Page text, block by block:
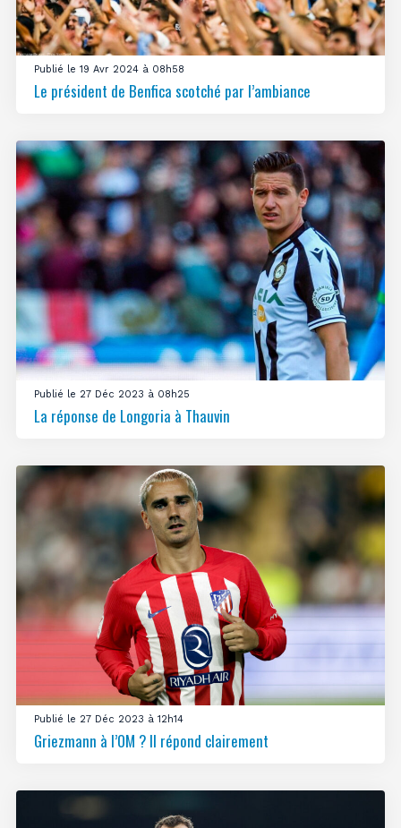
Publié le 19 Avr 2024 à 08h58
Le président de Benfica scotché par l’ambiance
Publié le 27 Déc 2023 à 08h25
La réponse de Longoria à Thauvin
Publié le 27 Déc 2023 à 12h14
Griezmann à l’OM ? Il répond clairement